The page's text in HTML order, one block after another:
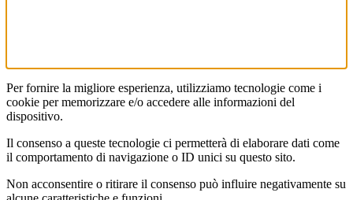
Per fornire la migliore esperienza, utilizziamo tecnologie come i
cookie per memorizzare e/o accedere alle informazioni del
dispositivo.
Il consenso a queste tecnologie ci permetterà di elaborare dati come
il comportamento di navigazione o ID unici su questo sito.
Non acconsentire o ritirare il consenso può influire negativamente su